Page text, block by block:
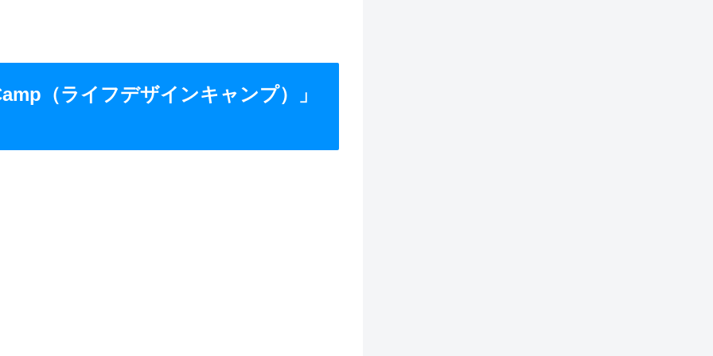
（ライフデザインキャンプ）」